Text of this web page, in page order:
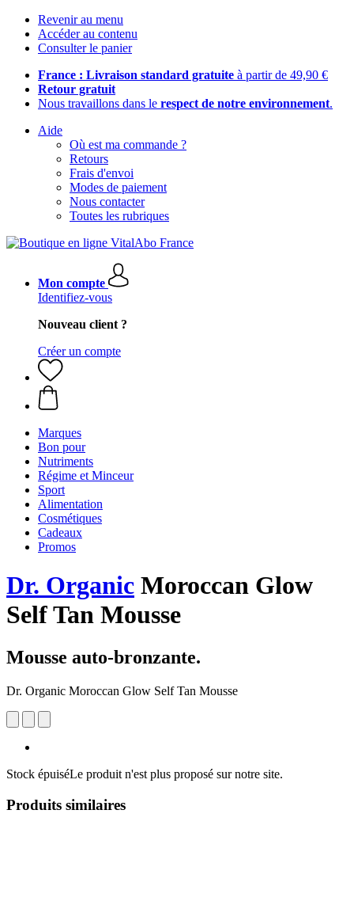
Revenir au menu
Accéder au contenu
Consulter le panier
France : Livraison standard gratuite à partir de 49,90 €
Retour gratuit
Nous travaillons dans le respect de notre environnement.
Aide
Où est ma commande ?
Retours
Frais d'envoi
Modes de paiement
Nous contacter
Toutes les rubriques
Mon compte
Identifiez-vous
Nouveau client ?
Créer un compte
Marques
Bon pour
Nutriments
Régime et Minceur
Sport
Alimentation
Cosmétiques
Cadeaux
Promos
Dr. Organic Moroccan Glow
Self Tan Mousse
Mousse auto-bronzante.
Dr. Organic Moroccan Glow Self Tan Mousse
Stock épuiséLe produit n'est plus proposé sur notre site.
Produits similaires